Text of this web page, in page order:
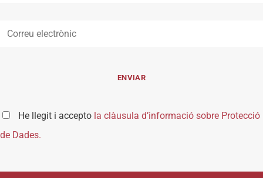
He llegit i accepto la clàusula d’informació sobre Protecció
de Dades.